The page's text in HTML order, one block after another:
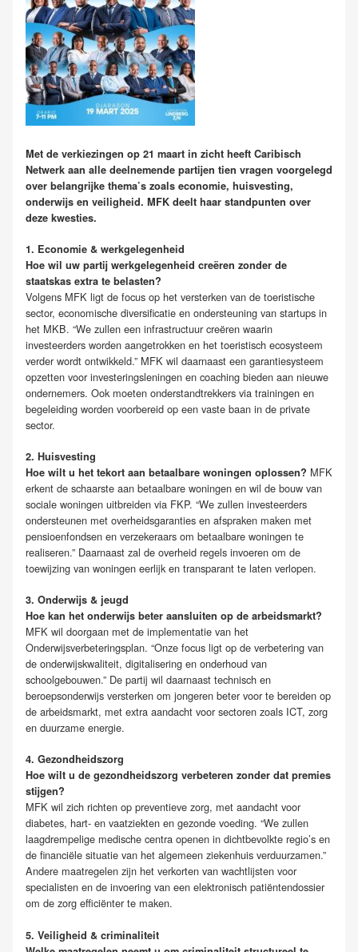
Met de verkiezingen op 21 maart in zicht heeft Caribisch
Netwerk aan alle deelnemende partijen tien vragen voorgelegd
over belangrijke thema’s zoals economie, huisvesting,
onderwijs en veiligheid. MFK deelt haar standpunten over
deze kwesties.
1. Economie & werkgelegenheid
Hoe wil uw partij werkgelegenheid creëren zonder de
staatskas extra te belasten?
Volgens MFK ligt de focus op het versterken van de toeristische
sector, economische diversificatie en ondersteuning van startups in
het MKB. “We zullen een infrastructuur creëren waarin
investeerders worden aangetrokken en het toeristisch ecosysteem
verder wordt ontwikkeld.” MFK wil daarnaast een garantiesysteem
opzetten voor investeringsleningen en coaching bieden aan nieuwe
ondernemers. Ook moeten onderstandtrekkers via trainingen en
begeleiding worden voorbereid op een vaste baan in de private
sector.
2. Huisvesting
Hoe wilt u het tekort aan betaalbare woningen oplossen? MFK
erkent de schaarste aan betaalbare woningen en wil de bouw van
sociale woningen uitbreiden via FKP. “We zullen investeerders
ondersteunen met overheidsgaranties en afspraken maken met
pensioenfondsen en verzekeraars om betaalbare woningen te
realiseren.” Daarnaast zal de overheid regels invoeren om de
toewijzing van woningen eerlijk en transparant te laten verlopen.
3. Onderwijs & jeugd
Hoe kan het onderwijs beter aansluiten op de arbeidsmarkt?
MFK wil doorgaan met de implementatie van het
Onderwijsverbeteringsplan. “Onze focus ligt op de verbetering van
de onderwijskwaliteit, digitalisering en onderhoud van
schoolgebouwen.” De partij wil daarnaast technisch en
beroepsonderwijs versterken om jongeren beter voor te bereiden op
de arbeidsmarkt, met extra aandacht voor sectoren zoals ICT, zorg
en duurzame energie.
4. Gezondheidszorg
Hoe wilt u de gezondheidszorg verbeteren zonder dat premies
stijgen?
MFK wil zich richten op preventieve zorg, met aandacht voor
diabetes, hart- en vaatziekten en gezonde voeding. “We zullen
laagdrempelige medische centra openen in dichtbevolkte regio’s en
de financiële situatie van het algemeen ziekenhuis verduurzamen.”
Andere maatregelen zijn het verkorten van wachtlijsten voor
specialisten en de invoering van een elektronisch patiëntendossier
om de zorg efficiënter te maken.
5. Veiligheid & criminaliteit